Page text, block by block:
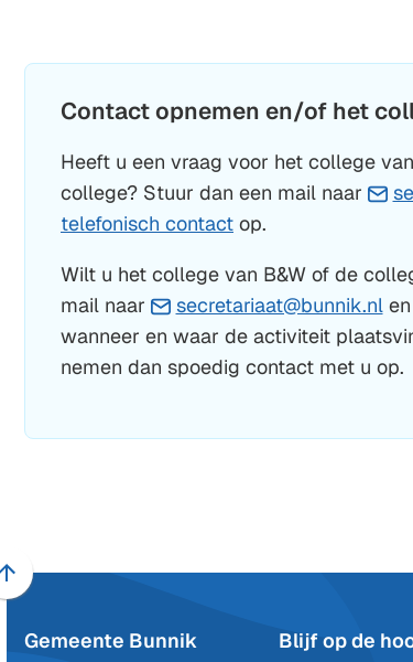
Contact opnemen en/of het
Heeft u een vraag voor het college
college? Stuur dan een mail naar
telefonisch contact op.
Wilt u het college van B&W of de
mail naar
secretariaat@bunnik.nl
een
en
wanneer en waar de activiteit
nemen dan spoedig contact met u op.
Scroll
boven
Gemeente Bunnik Blijf op de